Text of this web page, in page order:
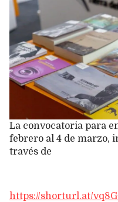
La convocatoria para
febrero al 4 de marzo,
través de
https://shorturl.at/